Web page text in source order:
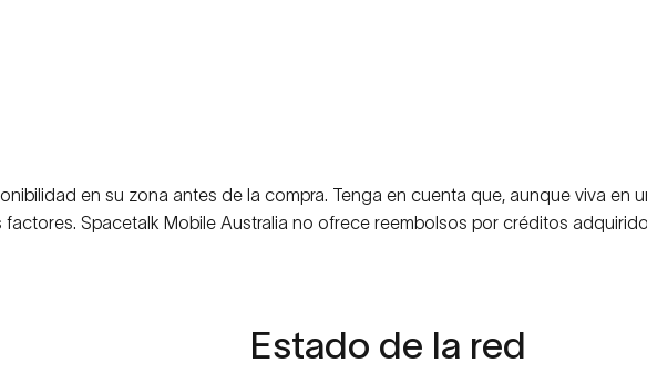
en su zona antes de la compra. Tenga en cuenta que, aunque viva
Spacetalk Mobile Australia no ofrece reembolsos por créditos
Estado de la red